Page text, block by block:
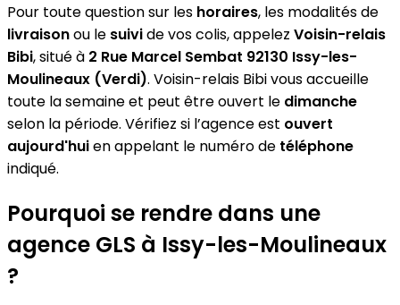
Pour toute question sur les horaires, les modalités de
livraisonou le suivide vos colis, appelez Voisin-relais
Bibi, situé à 2 Rue Marcel Sembat 92130 Issy-les-
Moulineaux (Verdi). Voisin-relais Bibi vous accueille
toute la semaine et peut être ouvert le dimanche
selon la période. Vérifiez si l’agence est ouvert
aujourd'huien appelant le numéro de téléphone
indiqué.
Pourquoi se rendre dans une
agence GLS à Issy-les-Moulineaux
?